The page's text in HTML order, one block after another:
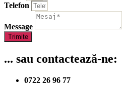
Telefon
Message
Trimite
... sau contactează-ne:
0722 26 96 77